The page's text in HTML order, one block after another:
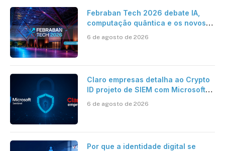
Febraban Tech 2026 debate IA,
computação quântica e os novos
6 de agosto de 2026
Claro empresas detalha ao Crypto
ID projeto de SIEM com Microsoft
automatizada
6 de agosto de 2026
Por que a identidade digital se